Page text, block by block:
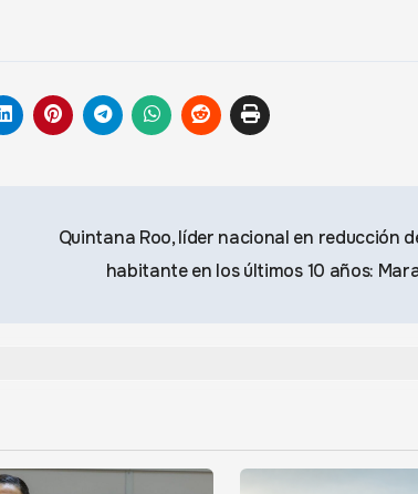
Quintana Roo, líder nacional en reducción
habitante en los últimos 10 años: